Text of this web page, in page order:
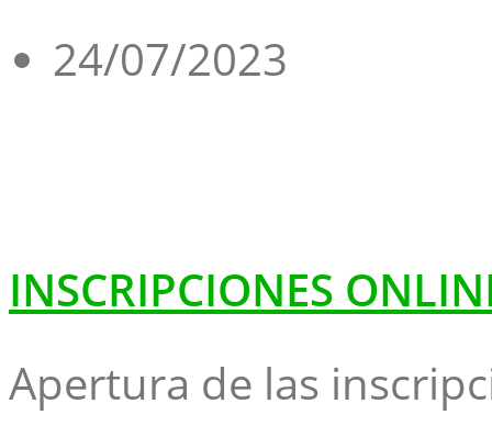
24/07/2023
INSCRIPCIONES
Apertura de las